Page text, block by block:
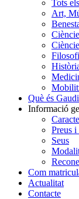
Navegación
principal
Gaudir
Tots
Art,
Què és
Informació
Preus i
Seus
Com
Actualitat
Contacte